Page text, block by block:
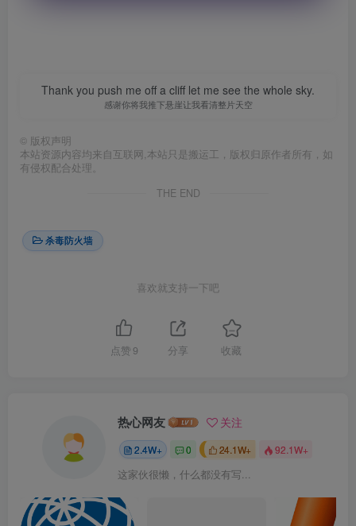
Thank you push me off a cliff let me see the whole sky.
感谢你将我推下悬崖让我看清整片天空
© 版权声明
本站资源内容均来自互联网,本站只是搬运工，版权归原作者所有，如
有侵权配合处理。
THE END
杀毒防火墙
喜欢就支持一下吧
点赞 9 分享 收藏
热心网友 关注
2.4W+ 0 24.1W+ 92.1W+
这家伙很懒，什么都没有写...